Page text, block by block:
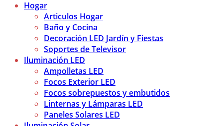
Hogar
Articulos Hogar
Baño y Cocina
Decoración LED Jardín y Fiestas
Soportes de Televisor
Iluminación LED
Ampolletas LED
Focos Exterior LED
Focos sobrepuestos y embutidos
Linternas y Lámparas LED
Paneles Solares LED